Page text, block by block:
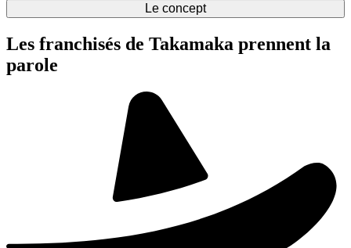
Le concept
Les franchisés de Takamaka prennent la
parole